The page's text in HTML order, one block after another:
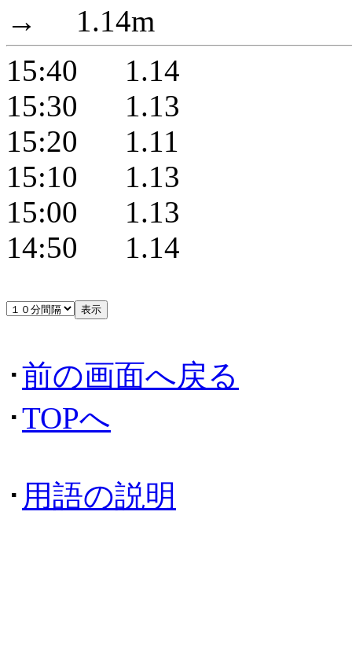
→ 1.14m
15:40 1.14
15:30 1.13
15:20 1.11
15:10 1.13
15:00 1.13
14:50 1.14
･前の画面へ戻る
･TOPへ
･ 用語の説明